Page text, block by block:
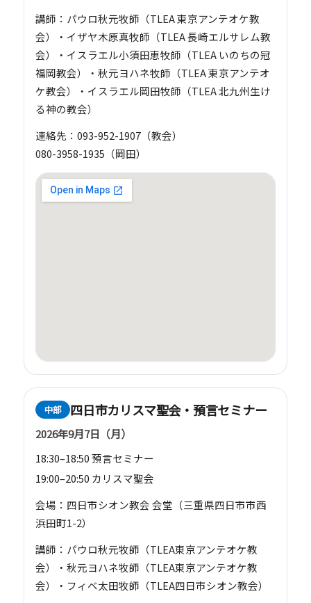
講師：パウロ秋元牧師（TLEA 東京アンテオケ教
会）・イザヤ木原真牧師（TLEA 長崎エルサレム教
会）・イスラエル小須田恵牧師（TLEA いのちの冠
福岡教会）・秋元ヨハネ牧師（TLEA 東京アンテオ
ケ教会）・イスラエル岡田牧師（TLEA 北九州生け
る神の教会）
連絡先：093-952-1907（教会）
080-3958-1935（岡田）
中部 四日市カリスマ聖会・預言セミナー
2026年9月7日（月）
18:30–18:50 預言セミナー
19:00–20:50 カリスマ聖会
会場：四日市シオン教会 会堂（三重県四日市市西
浜田町1-2）
講師：パウロ秋元牧師（TLEA東京アンテオケ教
会）・秋元ヨハネ牧師（TLEA東京アンテオケ教
会）・フィベ太田牧師（TLEA四日市シオン教会）